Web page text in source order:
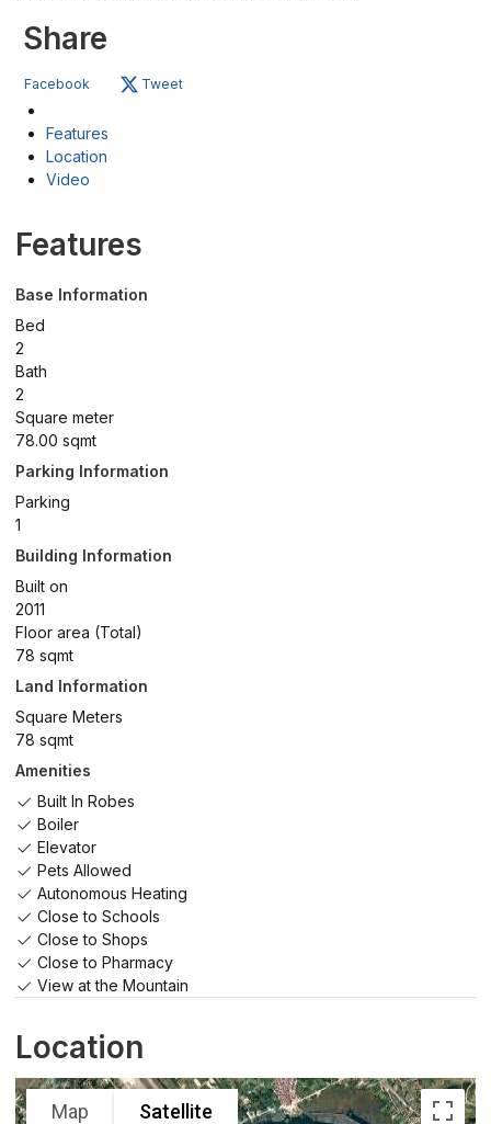
Share
Facebook Tweet
Features
Location
Video
Features
Base Information
Bed
2
Bath
2
Square meter
78.00 sqmt
Parking Information
Parking
1
Building Information
Built on
2011
Floor area (Total)
78 sqmt
Land Information
Square Meters
78 sqmt
Amenities
Built In Robes
Boiler
Elevator
Pets Allowed
Autonomous Heating
Close to Schools
Close to Shops
Close to Pharmacy
View at the Mountain
Location
Map Satellite